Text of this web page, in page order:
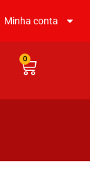
Minha conta
0